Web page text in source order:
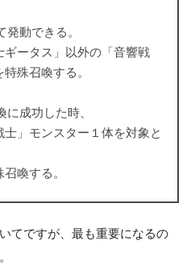
動できる。
ギータス」以外の「音響戦
殊召喚する。
成功した時、
」モンスター１体を対象と
喚する。
てですが、最も重要になるの